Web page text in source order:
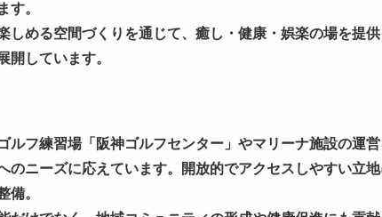
す。
しめる空間づくりを通じて、癒し・健康・娯楽の場を提
開しています。
ルフ練習場「阪神ゴルフセンター」やマリーナ施設の運
のニーズに応えています。開放的でアクセスしやすい立
備。